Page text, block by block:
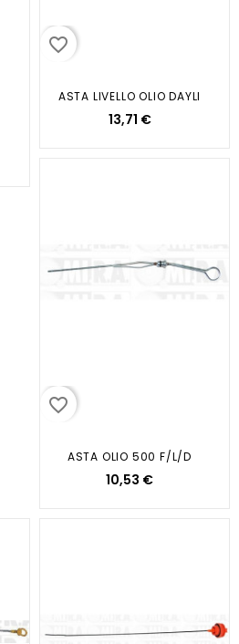
favorite_border
ASTA LIVELLO OLIO DAYLI
13,71 €
favorite_border
ASTA OLIO 500 F/L/D
10,53 €